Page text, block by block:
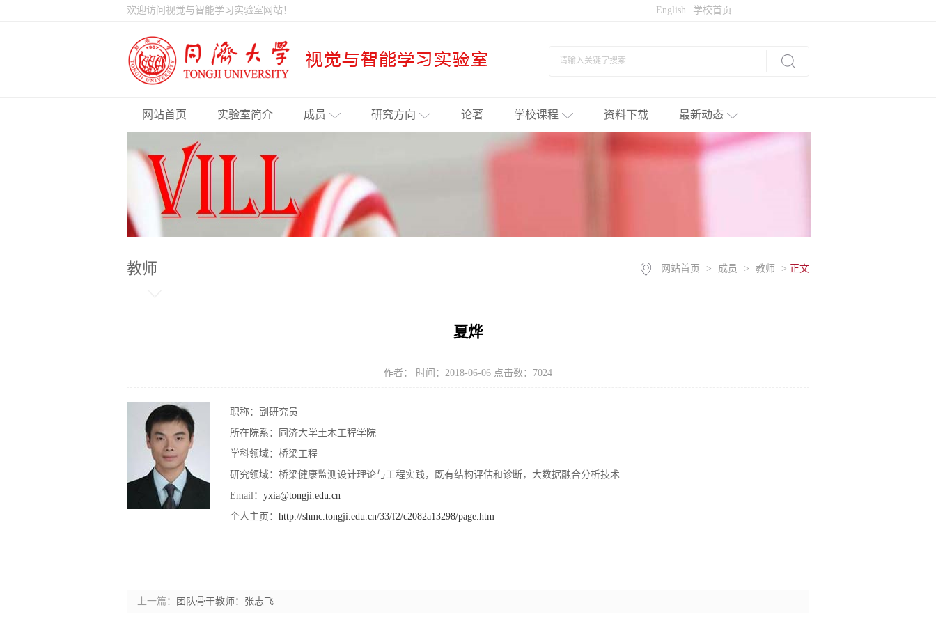
欢迎访问视觉与智能学习实验室网站！ English 学校首页
网站首页 实验室简介 成员 研究方向 论著 学校课程 资料下载 最新动态
教师 网站首页 > 成员 > 教师 > 正文
夏烨
作者： 时间：2018-06-06 点击数： 7024
职称：副研究员
所在院系：同济大学土木工程学院
学科领域：桥梁工程
研究领域：桥梁健康监测设计理论与工程实践，既有结构评估和诊断，大数据融合分析技术
Email： yxia@tongji.edu.cn
个人主页： http://shmc.tongji.edu.cn/33/f2/c2082a13298/page.htm
上一篇： 团队骨干教师：张志飞